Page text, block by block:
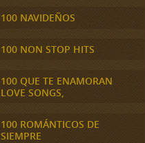
100 NAVIDEÑOS
100 NON STOP HITS
100 QUE TE ENAMORAN
LOVE SONGS,
100 ROMÁNTICOS DE
SIEMPRE